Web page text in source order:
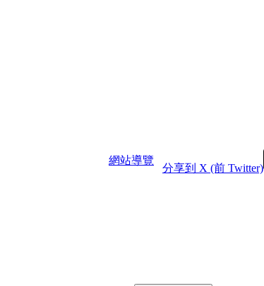
網站導覽
分享到 X (前 Twitter)